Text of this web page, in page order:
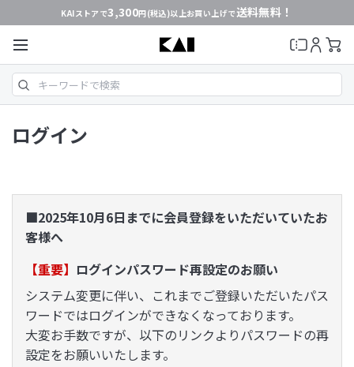
KAIストアで3,300円(税込)以上お買い上げで送料無料！
ログイン
■2025年10月6日までに会員登録をいただいていたお
客様へ
【重要】 ログインパスワード再設定のお願い
システム変更に伴い、これまでご登録いただいたパス
ワードではログインができなくなっております。
大変お手数ですが、以下のリンクよりパスワードの再
設定をお願いいたします。